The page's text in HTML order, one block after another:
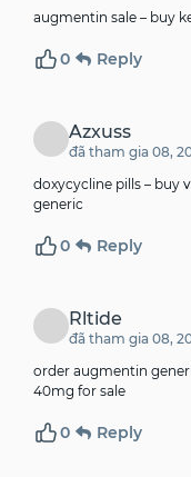
augmentin sale – buy
0 Reply
Azxuss
đã tham gia 08,
doxycycline pills – buy
generic
0 Reply
Rltide
đã tham gia 08,
order augmentin
40mg for sale
0 Reply